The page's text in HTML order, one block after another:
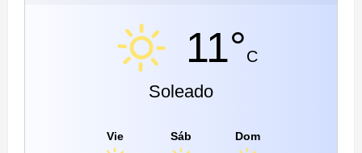
11°C
Soleado
Vie Sáb Dom